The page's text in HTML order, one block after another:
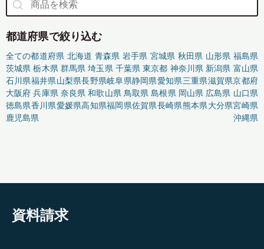
都道府県で絞り込む
全ての都道府県 北海道 青森県 岩手県 宮城県 秋田県 山形県 福島県
茨城県 栃木県 群馬県 埼玉県 千葉県 東京都 神奈川県 新潟県 富山県
石川県福井県山梨県長野県岐阜県静岡県愛知県三重県滋賀県京都府
大阪府 兵庫県 奈良県 和歌山県 鳥取県 島根県 岡山県 広島県 山口県
徳島県香川県愛媛県高知県福岡県佐賀県長崎県熊本県大分県宮崎県
鹿児島県
沖縄県
資料請求